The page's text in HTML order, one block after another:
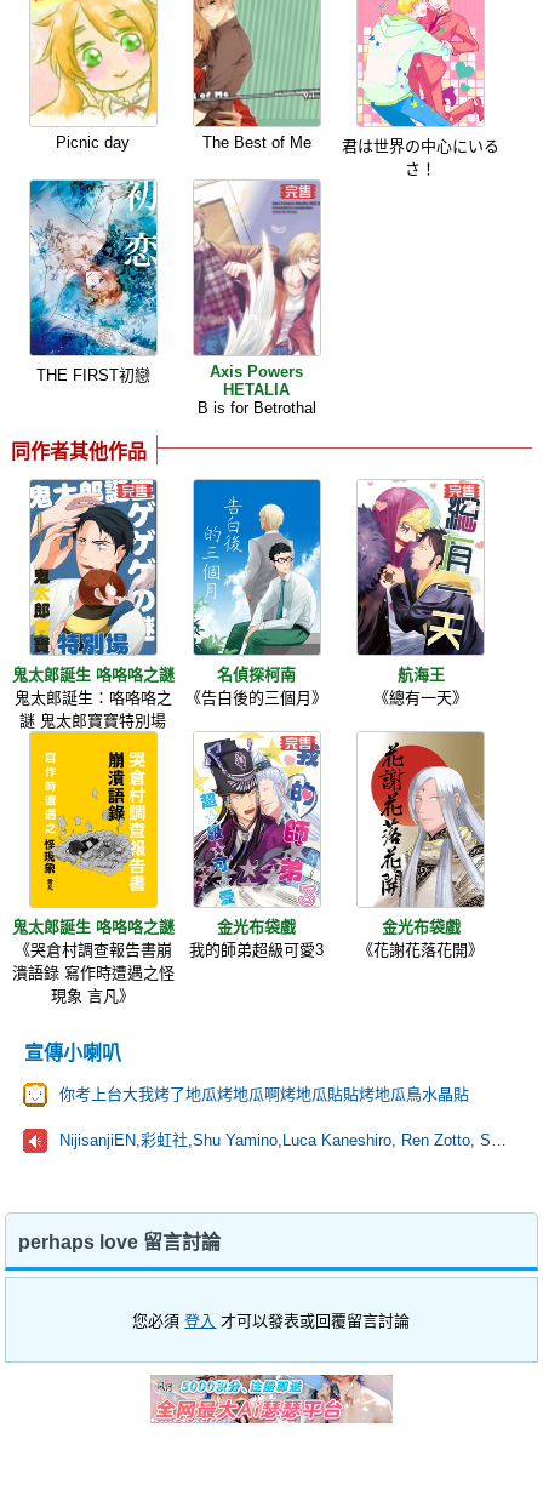
Picnic day The Best of Me
君は世界の中心にいる
さ！
THE FIRST初戀
Axis Powers
HETALIA
B is for Betrothal
同作者其他作品
鬼太郎誕生 咯咯咯之謎
鬼太郎誕生：咯咯咯之
謎 鬼太郎寶寶特別場
名偵探柯南
《告白後的三個月》
航海王
《總有一天》
鬼太郎誕生 咯咯咯之謎
《哭倉村調查報告書崩
潰語錄 寫作時遭遇之怪
現象 言凡》
金光布袋戲
我的師弟超級可愛3
金光布袋戲
《花謝花落花開》
宣傳小喇叭
你考上台大我烤了地瓜烤地瓜啊烤地瓜貼貼烤地瓜鳥水晶貼
NijisanjiEN,彩虹社,Shu Yamino,Luca Kaneshiro, Ren Zotto, Sonny Brisko, NOVA, にじさんじ
perhaps love 留言討論
您必須登入 才可以發表或回覆留言討論